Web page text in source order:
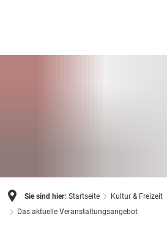
Sie sind hier: Startseite
Kultur & Freizeit
Das aktuelle Veranstaltungsangebot